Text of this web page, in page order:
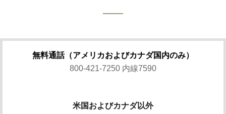
無料通話（アメリカおよびカナダ国内のみ）
800-421-7250 内線7590
米国およびカナダ以外